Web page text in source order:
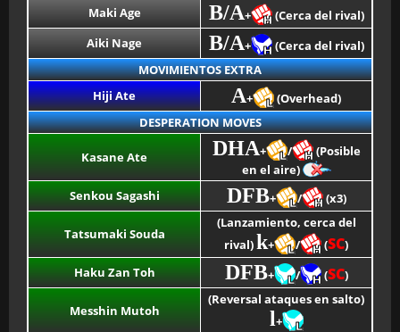
Maki Age
B/A+
(Cerca del rival)
Aiki Nage
B/A+
(Cerca del rival)
MOVIMIENTOS EXTRA
Hiji Ate
A+
(Overhead)
DESPERATION MOVES
Kasane Ate DHA+ /
(Posible
en el aire)
Senkou Sagashi
DFB+ / (x3)
Tatsumaki Souda
(Lanzamiento, cerca del
rival)k+ / (SC)
Haku Zan Toh
DFB+ / (SC)
Messhin Mutoh
(Reversal ataques en salto)
l+